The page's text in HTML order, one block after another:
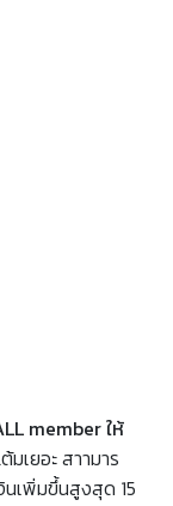
member ให้
มเยอะ สาามาร
เพิ่มขึ้นสูงสุด 15